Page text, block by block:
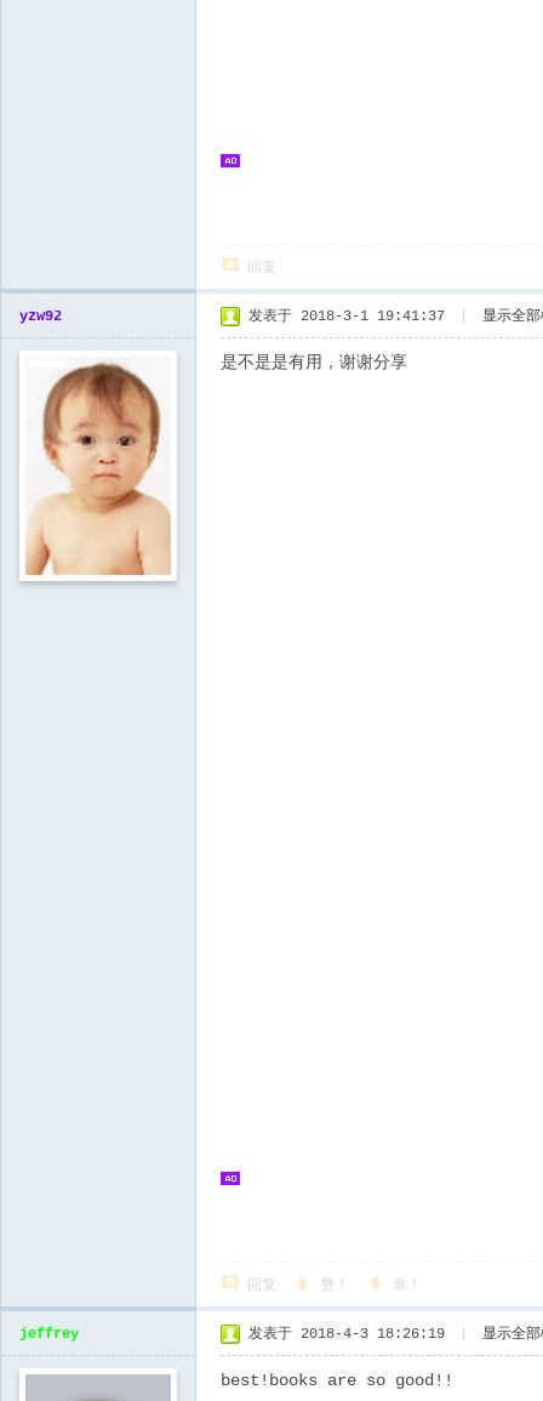
回复
yzw92 发表于 2018-3-1 19:41:37 显示全
是不是是有用，谢谢分享
回复 赞！ 靠！
jeffrey 发表于 2018-4-3 18:26:19 显示全
best!books are so good!!